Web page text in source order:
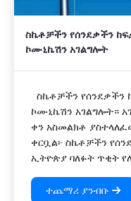
ስኬቶቻችን የሰንደቃችን
ኮሙኒኬሽን አገልግሎት
ስኬቶቻችን
ኮሙኒኬሽን አገልግሎት።
ቀን አስመልክቶ
ቀርቧል፦ ስኬቶቻችን
ኢትዮጵያ ባለፉት ጥቂት
ተጨማሪ ያንብቡ